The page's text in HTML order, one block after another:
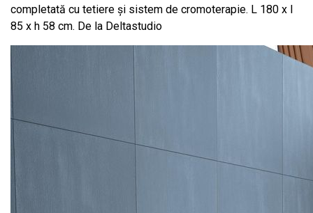
completată cu tetiere și sistem de cromoterapie. L 180 x l
85 x h 58 cm. De la Deltastudio